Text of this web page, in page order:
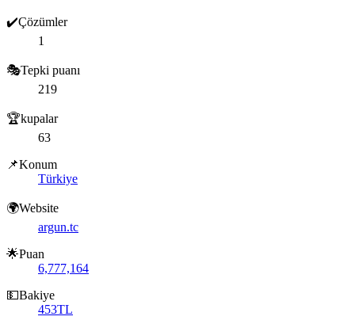
✔️Çözümler
1
🎭Tepki puanı
219
🏆kupalar
63
📌Konum
Türkiye
🌍Website
argun.tc
🌟Puan
6,777,164
💵Bakiye
453TL